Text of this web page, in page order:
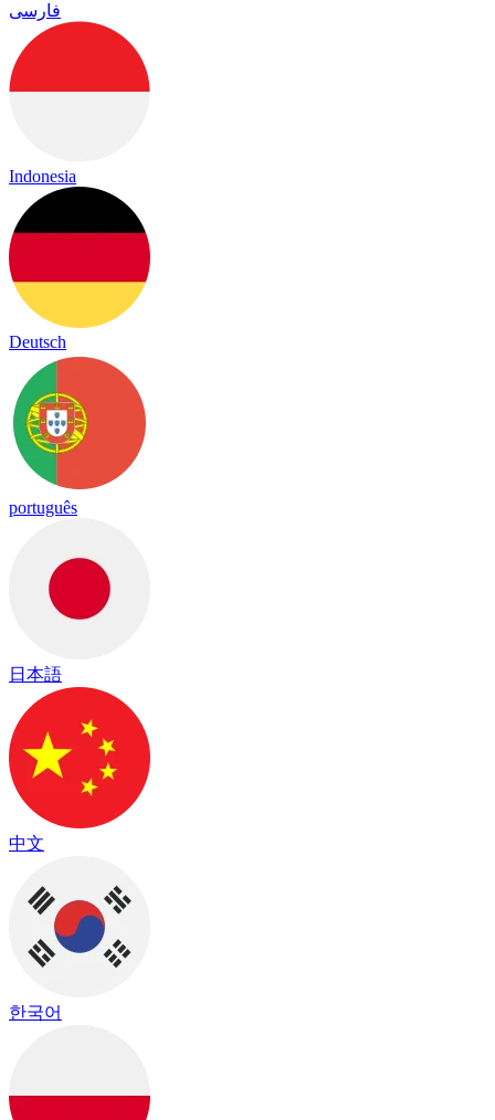
فارسی
Indonesia
Deutsch
português
日本語
中文
한국어